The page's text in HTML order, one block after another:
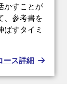
かすことが
、参考書を
ばすタイミ
ース詳細